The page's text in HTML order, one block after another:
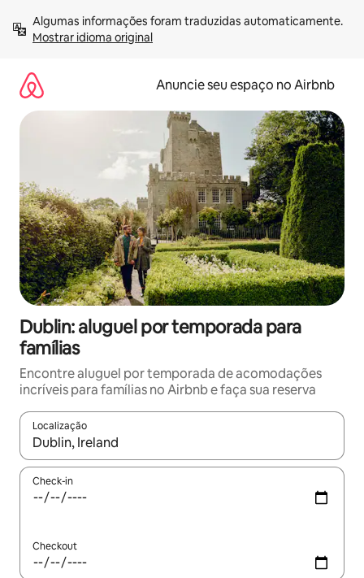
para
Mostrar idioma original
Anuncie seu espaço no Airbnb
Dublin: aluguel por temporada para
famílias
Encontre aluguel por temporada de acomodações
incríveis para famílias no Airbnb e faça sua reserva
Localização
Quando os resultados estiverem disponíveis, explore-os
Check-in
Checkout